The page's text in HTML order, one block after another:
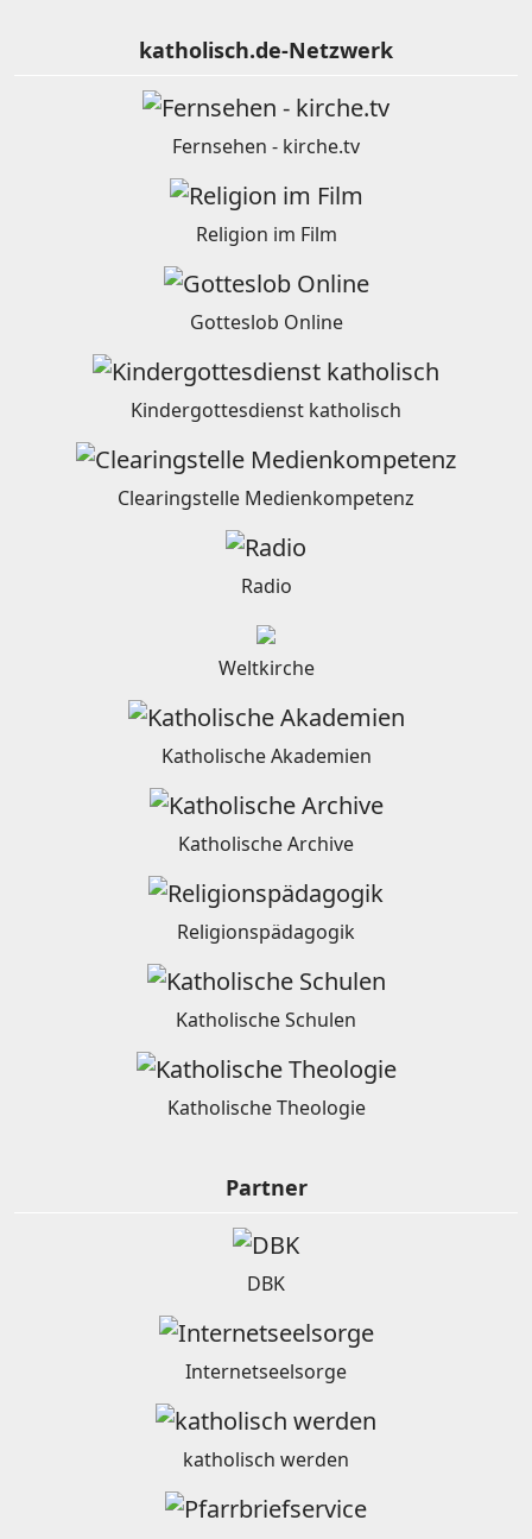
katholisch.de-Netzwerk
Fernsehen - kirche.tv
Religion im Film
Gotteslob Online
Kindergottesdienst katholisch
Clearingstelle Medienkompetenz
Radio
Weltkirche
Katholische Akademien
Katholische Archive
Religionspädagogik
Katholische Schulen
Katholische Theologie
Partner
DBK
Internetseelsorge
katholisch werden